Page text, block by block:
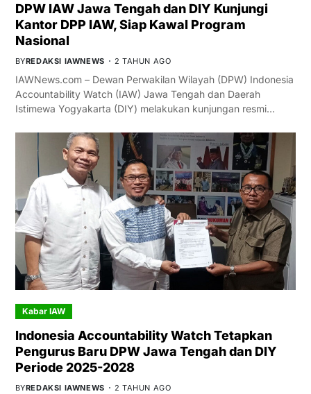
DPW IAW Jawa Tengah dan DIY Kunjungi
Kantor DPP IAW, Siap Kawal Program
Nasional
BYREDAKSI IAWNEWS 2 TAHUN AGO
IAWNews.com – Dewan Perwakilan Wilayah (DPW) Indonesia
Accountability Watch (IAW) Jawa Tengah dan Daerah
Istimewa Yogyakarta (DIY) melakukan kunjungan resmi…
Kabar IAW
Indonesia Accountability Watch Tetapkan
Pengurus Baru DPW Jawa Tengah dan DIY
Periode 2025-2028
BYREDAKSI IAWNEWS 2 TAHUN AGO